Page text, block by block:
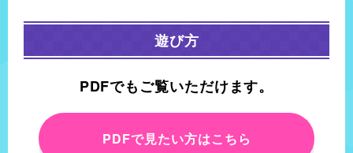
遊び方
PDFでもご覧いただけます。
PDFで見たい方はこちら